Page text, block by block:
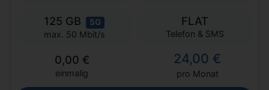
125 GB 5G
max. 50 Mbit/s
FLAT
Telefon & SMS
0,00 €
einmalig
24,00 €
pro Monat